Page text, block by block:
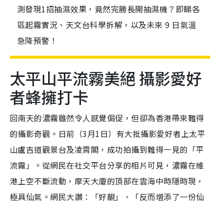
測發現1招抽濕效果，竟然完勝長開抽濕機？即睇各
區起霧實況、天文台科學拆解，以及未來 9 日氣溫
急降預警！
太平山平流霧美絕 攝影愛好
者蜂擁打卡
回南天的濃霧雖然令人感覺侷促，但卻為香港帶來難得
的攝影奇觀。日前（3月1日）有大批攝影愛好者上太平
山盧吉道觀景台及凌霄閣，成功拍攝到難得一見的「平
流霧」。從網民在社交平台分享的相片可見，濃霧在維
港上空不斷流動，摩天大廈的頂部在雲海中時隱時現，
極具仙氣。網民大讚：「好靚」、「反而增添了一份仙